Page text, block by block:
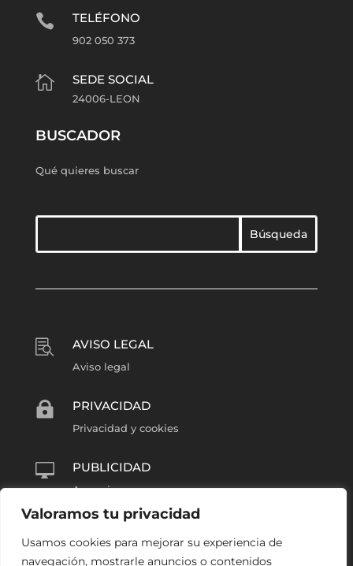
Valoramos tu privacidad
Usamos cookies para mejorar su experiencia de
navegación, mostrarle anuncios o contenidos
 TELÉFONO
902 050 373
 SEDE SOCIAL
24006-LEON
BUSCADOR
Qué quieres buscar
 AVISO LEGAL
Aviso legal
 PRIVACIDAD
Privacidad y cookies
 PUBLICIDAD
Anunciarse
Reportero Barrio Húmedo